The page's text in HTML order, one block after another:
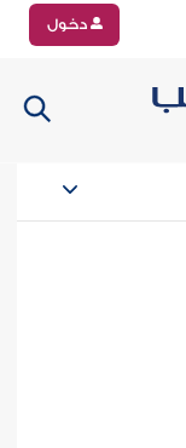
دخول